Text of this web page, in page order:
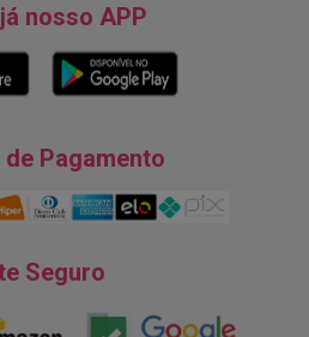
nosso APP
Pagamento
Seguro